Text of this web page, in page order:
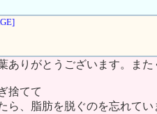
ありがとうございます。ま
捨てて
ら、脂肪を脱ぐのを忘れて